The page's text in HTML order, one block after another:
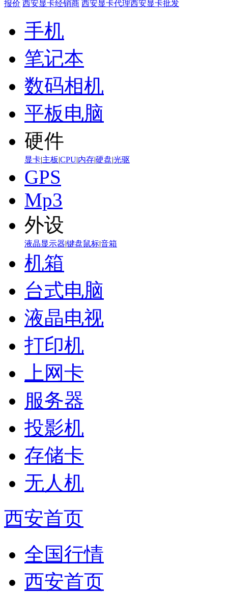
报价 西安显卡经销商 西安显卡代理西安显卡批发
手机
笔记本
数码相机
平板电脑
硬件
显卡|主板|CPU|内存|硬盘|光驱
GPS
Mp3
外设
液晶显示器|键盘鼠标|音箱
机箱
台式电脑
液晶电视
打印机
上网卡
服务器
投影机
存储卡
无人机
西安首页
全国行情
西安首页